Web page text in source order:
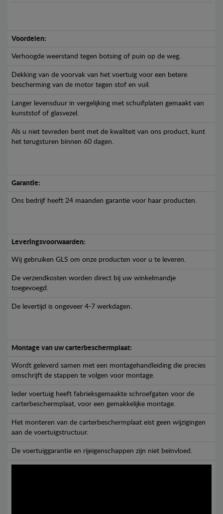
Voordelen:
Verhoogde weerstand tegen botsing of puin op de weg.
Dekking van de voorvak van het voertuig voor een betere
bescherming van de motor tegen stof en vuil.
Langer levensduur in vergelijking met schuifplaten gemaakt van
kunststof of glasvezel.
Als u niet tevreden bent met de kwaliteit van ons product, kunt
het terugsturen binnen 60 dagen.
Garantie:
Ons bedrijf heeft 24 maanden garantie voor haar producten.
Leveringsvoorwaarden:
Wij gebruiken GLS om onze producten voor u te leveren.
De verzendkosten worden direct bij uw winkelmandje
toegevoegd.
De levertijd is ongeveer 4-7 werkdagen.
Montage van uw carterbeschermplaat:
Wordt geleverd samen met een montagehandleiding die precies
omschrijft de stappen te volgen voor montage.
Ieder voertuig heeft fabrieksgemaakte schroefgaten voor de
carterbeschermplaat, voor een gemakkelijke montage.
Het monteren van de carterbeschermplaat eist geen wijzigingen
aan de voertuigstructuur.
De voertuiggarantie en rijeigenschappen zijn niet beïnvloed.